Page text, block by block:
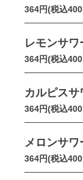
364円(税込
レモンサワ
364円(税込
カルピスサ
364円(税込
メロンサワ
364円(税込